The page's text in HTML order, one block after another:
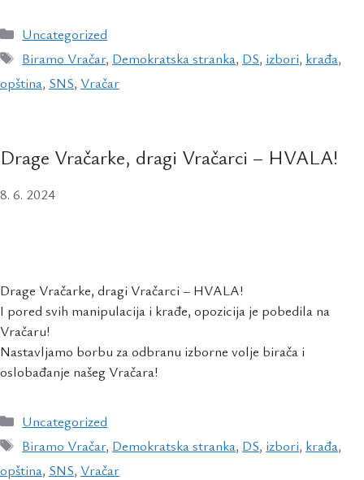
Uncategorized
Biramo Vračar, Demokratska stranka, DS, izbori, krađa,
opština, SNS, Vračar
Drage Vračarke, dragi Vračarci – HVALA!
8. 6. 2024
Drage Vračarke, dragi Vračarci – HVALA!
I pored svih manipulacija i krađe, opozicija je pobedila na
Vračaru!
Nastavljamo borbu za odbranu izborne volje birača i
oslobađanje našeg Vračara!
Uncategorized
Biramo Vračar, Demokratska stranka, DS, izbori, krađa,
opština, SNS, Vračar